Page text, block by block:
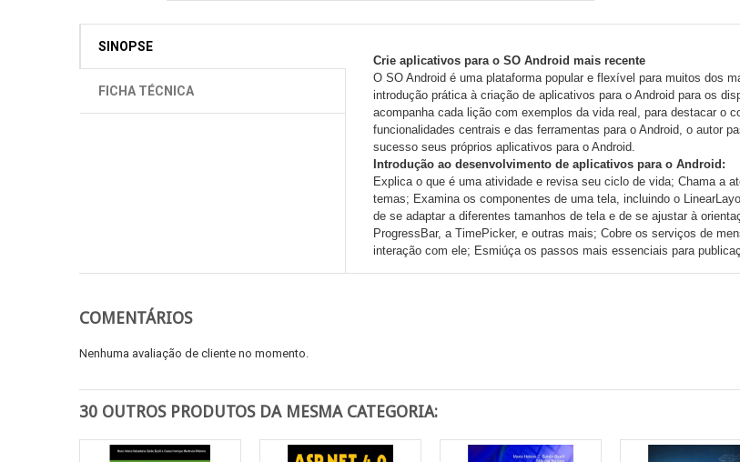
SINOPSE
FICHA TÉCNICA
Crie aplicativos para o SO Android mais recente
O SO Android é uma plataforma popular e flexível para muitos dos
introdução prática à criação de aplicativos para o Android para os
acompanha cada lição com exemplos da vida real, para destacar o
funcionalidades centrais e das ferramentas para o Android, o autor
sucesso seus próprios aplicativos para o Android.
Introdução ao desenvolvimento de aplicativos para o Android:
Explica o que é uma atividade e revisa seu ciclo de vida; Chama a
temas; Examina os componentes de uma tela, incluindo o
de se adaptar a diferentes tamanhos de tela e de se ajustar à
ProgressBar, a TimePicker, e outras mais; Cobre os serviços de
interação com ele; Esmiúça os passos mais essenciais para
COMENTÁRIOS
Nenhuma avaliação de cliente no momento.
30 OUTROS PRODUTOS DA MESMA CATEGORIA: